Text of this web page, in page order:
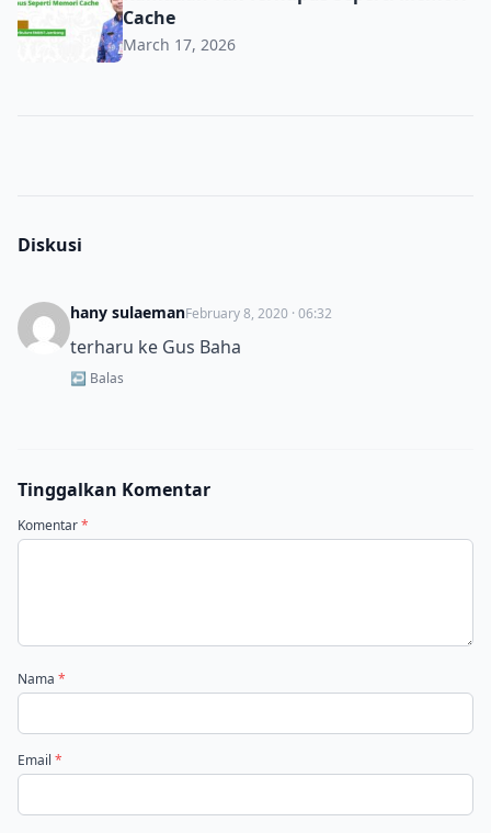
Cache
March 17, 2026
Diskusi
hany sulaemanFebruary 8, 2020 · 06:32
terharu ke Gus Baha
↩ Balas
Tinggalkan Komentar
Komentar*
Nama *
Email *